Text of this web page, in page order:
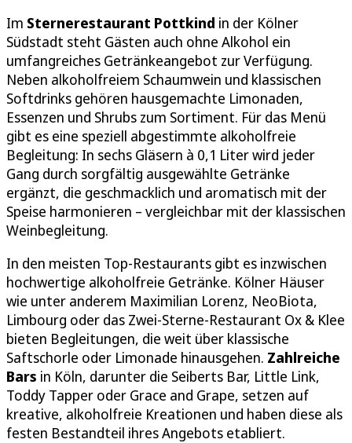
Im Sternerestaurant Pottkind in der Kölner
Südstadt steht Gästen auch ohne Alkohol ein
umfangreiches Getränkeangebot zur Verfügung.
Neben alkoholfreiem Schaumwein und klassischen
Softdrinks gehören hausgemachte Limonaden,
Essenzen und Shrubs zum Sortiment. Für das Menü
gibt es eine speziell abgestimmte alkoholfreie
Begleitung: In sechs Gläsern à 0,1 Liter wird jeder
Gang durch sorgfältig ausgewählte Getränke
ergänzt, die geschmacklich und aromatisch mit der
Speise harmonieren – vergleichbar mit der klassischen
Weinbegleitung.
In den meisten Top-Restaurants gibt es inzwischen
hochwertige alkoholfreie Getränke. Kölner Häuser
wie unter anderem Maximilian Lorenz, NeoBiota,
Limbourg oder das Zwei-Sterne-Restaurant Ox & Klee
bieten Begleitungen, die weit über klassische
Saftschorle oder Limonade hinausgehen. Zahlreiche
Bars in Köln, darunter die Seiberts Bar, Little Link,
Toddy Tapper oder Grace and Grape, setzen auf
kreative, alkoholfreie Kreationen und haben diese als
festen Bestandteil ihres Angebots etabliert.